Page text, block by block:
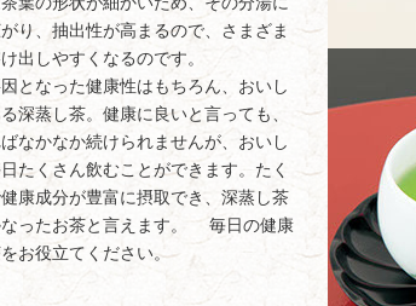
り、抽出性が高まるので、さまざま
出しやすくなるのです。
となった健康性はもちろん、おいし
深蒸し茶。健康に良いと言っても、
なかなか続けられませんが、おいし
たくさん飲むことができます。たく
康成分が豊富に摂取でき、深蒸し茶
なったお茶と言えます。 毎日の健康
お役立てください。